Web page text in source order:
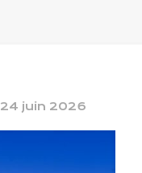
24 juin 2026